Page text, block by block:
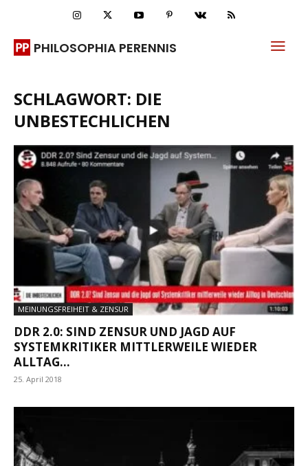
PHILOSOPHIA PERENNIS
SCHLAGWORT: DIE
UNBESTECHLICHEN
MEINUNGSFREIHEIT & ZENSUR
DDR 2.0: SIND ZENSUR UND JAGD AUF
SYSTEMKRITIKER MITTLERWEILE WIEDER
ALLTAG...
25. April 2018